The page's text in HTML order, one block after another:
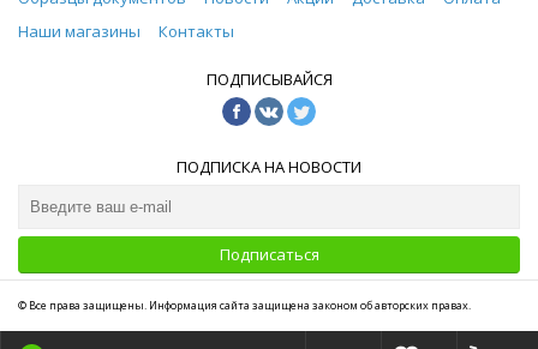
Наши магазины
Контакты
ПОДПИСЫВАЙСЯ
ПОДПИСКА НА НОВОСТИ
Подписаться
© Все права защищены. Информация сайта защищена законом об авторских правах.